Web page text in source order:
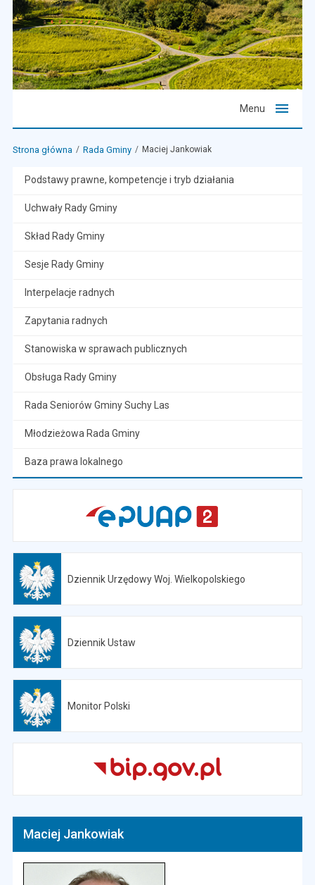
Menu
Strona główna Rada Gminy Maciej Jankowiak
Podstawy prawne, kompetencje i tryb działania
Uchwały Rady Gminy
Skład Rady Gminy
Sesje Rady Gminy
Interpelacje radnych
Zapytania radnych
Stanowiska w sprawach publicznych
Obsługa Rady Gminy
Rada Seniorów Gminy Suchy Las
Młodzieżowa Rada Gminy
Baza prawa lokalnego
Dziennik Urzędowy Woj. Wielkopolskiego
Dziennik Ustaw
Monitor Polski
Maciej Jankowiak